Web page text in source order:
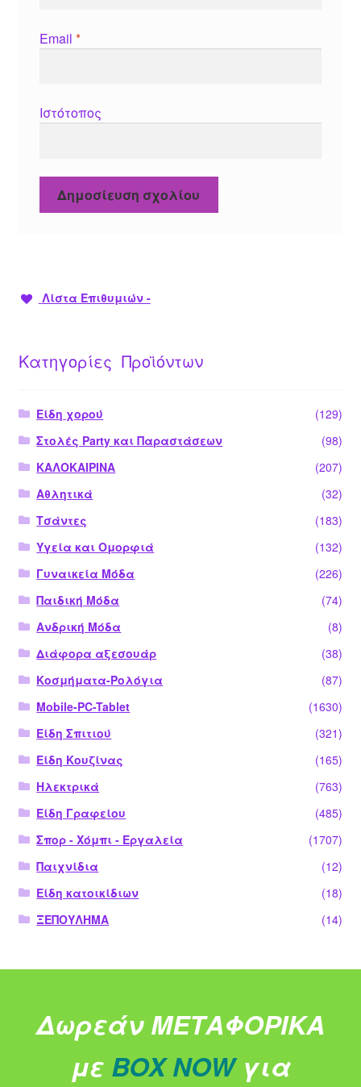
Email *
Ιστότοπος
Λίστα Επιθυμιών -
Κατηγορίες Προϊόντων
Είδη χορού
(129)
Στολές Party και Παραστάσεων
(98)
ΚΑΛΟΚΑΙΡΙΝΑ
(207)
Αθλητικά
(32)
Τσάντες
(183)
Υγεία και Ομορφιά
(132)
Γυναικεία Μόδα
(226)
Παιδική Μόδα
(74)
Ανδρική Μόδα
(8)
Διάφορα αξεσουάρ
(38)
Κοσμήματα-Ρολόγια
(87)
Mobile-PC-Tablet
(1630)
Είδη Σπιτιού
(321)
Είδη Κουζίνας
(165)
Ηλεκτρικά
(763)
Είδη Γραφείου
(485)
Σπορ - Χόμπι - Εργαλεία
(1707)
Παιχνίδια
(12)
Είδη κατοικίδιων
(18)
ΞΕΠΟΥΛΗΜΑ
(14)
Δωρεάν ΜΕΤΑΦΟΡΙΚΑ
με BOX NOW για